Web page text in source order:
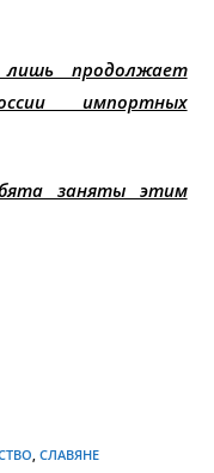
продолжает
импортных
заняты этим
, СЛАВЯНЕ